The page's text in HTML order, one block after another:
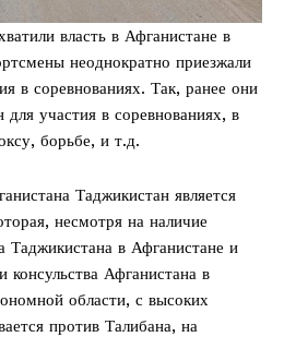
власть в Афганистане в
неоднократно приезжали
в соревнованиях. Так, ранее они
участия в соревнованиях, в
борьбе, и т.д.
Таджикистан является
несмотря на наличие
Таджикистана в Афганистане и
консульства Афганистана в
области, с высоких
против Талибана, на